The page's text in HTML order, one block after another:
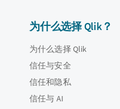
为什么选择 Qlik？
为什么选择 Qlik
信任与安全
信任和隐私
信任与 AI